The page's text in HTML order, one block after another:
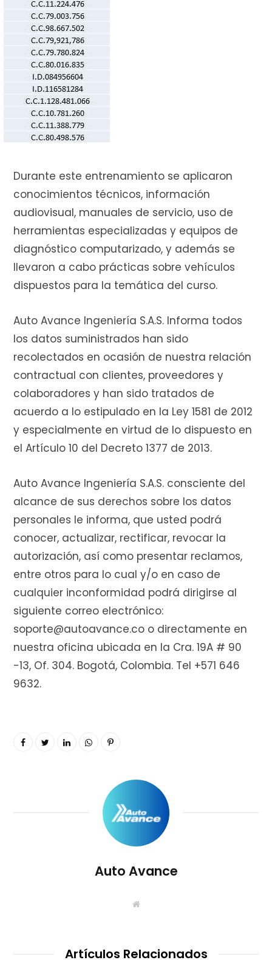
Durante este entrenamiento se aplicaron
conocimientos técnicos, información
audiovisual, manuales de servicio, uso de
herramientas especializadas y equipos de
diagnóstico computarizado, y además se
llevaron a cabo prácticas sobre vehículos
dispuestos para la temática del curso.
Auto Avance Ingeniería S.A.S. Informa todos
los datos suministrados han sido
recolectados en ocasión de nuestra relación
contractual con clientes, proveedores y
colaboradores y han sido tratados de
acuerdo a lo estipulado en la Ley 1581 de 2012
y especialmente en virtud de lo dispuesto en
el Artículo 10 del Decreto 1377 de 2013.
Auto Avance Ingeniería S.A.S. consciente del
alcance de sus derechos sobre los datos
personales le informa, que usted podrá
conocer, actualizar, rectificar, revocar la
autorización, así como presentar reclamos,
entre otros para lo cual y/o en caso de
cualquier inconformidad podrá dirigirse al
siguiente correo electrónico:
soporte@autoavance.co o directamente en
nuestra oficina ubicada en la Cra. 19A # 90
-13, Of. 304. Bogotá, Colombia. Tel +571 646
9632.
Auto Avance
S
e
Artículos Relacionados